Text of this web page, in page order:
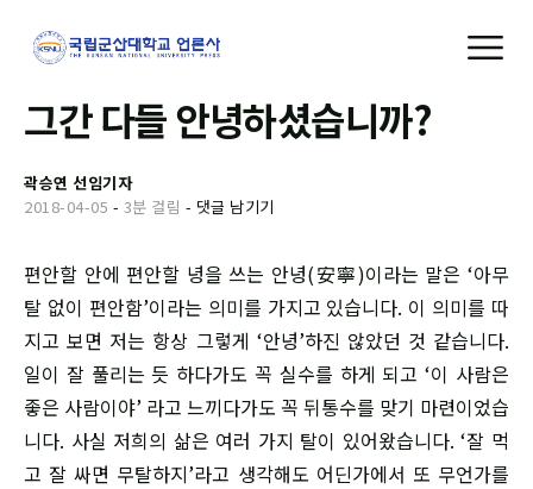
그간 다들 안녕하셨습니까?
곽승연 선임기자
2018-04-05 - 3분 걸림 - 댓글 남기기
편안할 안에 편안할 녕을 쓰는 안녕(安寧)이라는 말은 ‘아무
탈 없이 편안함’이라는 의미를 가지고 있습니다. 이 의미를 따
지고 보면 저는 항상 그렇게 ‘안녕’하진 않았던 것 같습니다.
일이 잘 풀리는 듯 하다가도 꼭 실수를 하게 되고 ‘이 사람은
좋은 사람이야’ 라고 느끼다가도 꼭 뒤통수를 맞기 마련이었습
니다. 사실 저희의 삶은 여러 가지 탈이 있어왔습니다. ‘잘 먹
고 잘 싸면 무탈하지’라고 생각해도 어딘가에서 또 무언가를